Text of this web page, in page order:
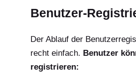
Benutzer-
Der Ablauf der
recht einfach. Benutzer
registrieren: